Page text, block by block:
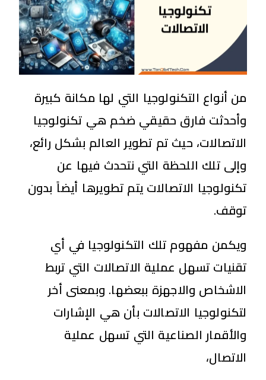
من أنواع التكنولوجيا التي لها مكانة كبيرة
وأحدثت فارق حقيقي ضخم هي تكنولوجيا
الاتصالات، حيث تم تطوير العالم بشكل رائع،
وإلى تلك اللحظة التي نتحدث فيها عن
تكنولوجيا الاتصالات يتم تطويرها أيضاً بدون
توقف.
ويكمن مفهوم تلك التكنولوجيا في أي
تقنيات تسهل عملية الاتصالات التي تربط
الاشخاص والاجهزة ببعضها. وبمعنى أخر
لتكنولوجيا الاتصالات بأن هي الإشارات
والأقمار الصناعية التي تسهل عملية
الاتصال،